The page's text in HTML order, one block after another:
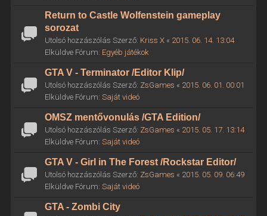
Return to Castle Wolfenstein gameplay
sorozat
Utolsó hozzászólás Szerző: Kriss X« 2015. 06. 14. 13:04
Elküldve Fórum: Egyéb játékok
GTA V - Terminator /Editor Klip/
Utolsó hozzászólás Szerző: ZsGames « 2015. 06. 01. 00:01
Elküldve Fórum: Saját videó
OMSZ mentővonulás /GTA Edition/
Utolsó hozzászólás Szerző: ZsGames « 2015. 05. 17. 13:14
Elküldve Fórum: Saját videó
GTA V - Girl in The Forest /Rockstar Editor/
Utolsó hozzászólás Szerző: ZsGames « 2015. 05. 09. 06:49
Elküldve Fórum: Saját videó
GTA - Zombi City